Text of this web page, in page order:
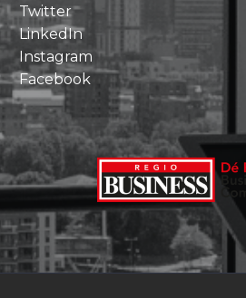
Twitter
LinkedIn
Instagram
Facebook